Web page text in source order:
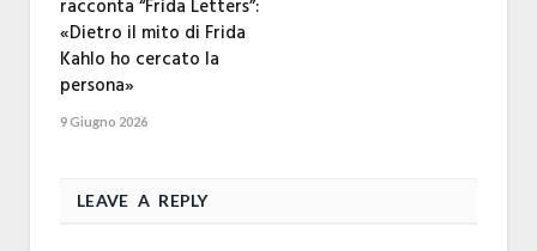
racconta “Frida Letters”:
«Dietro il mito di Frida
Kahlo ho cercato la
persona»
9 Giugno 2026
LEAVE A REPLY